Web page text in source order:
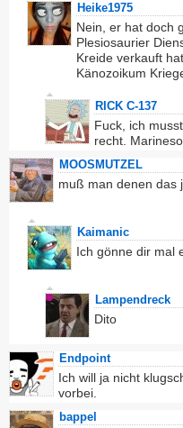
Heike1975
Nein, er hat doch
Plesiosaurier
Kreide verkauft
Känozoikum
RICK C-137
Fuck, ich
recht.
MOOSMUTZEL
muß man denen das
Kaimanic
Ich gönne dir mal
Lampendreck
Dito
Endpoint
Ich will ja nicht
vorbei.
bappel